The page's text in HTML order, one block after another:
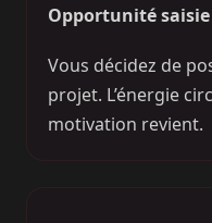
Opportunité saisie
Vous décidez de
projet. L’énergie
motivation revient.